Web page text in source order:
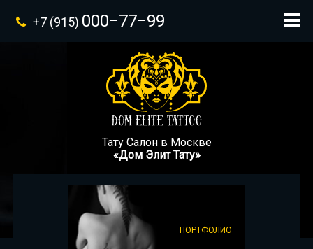
+7 (915) 000−77−99
Тату Салон в Москве
«Дом Элит Тату»
ПОРТФОЛИО